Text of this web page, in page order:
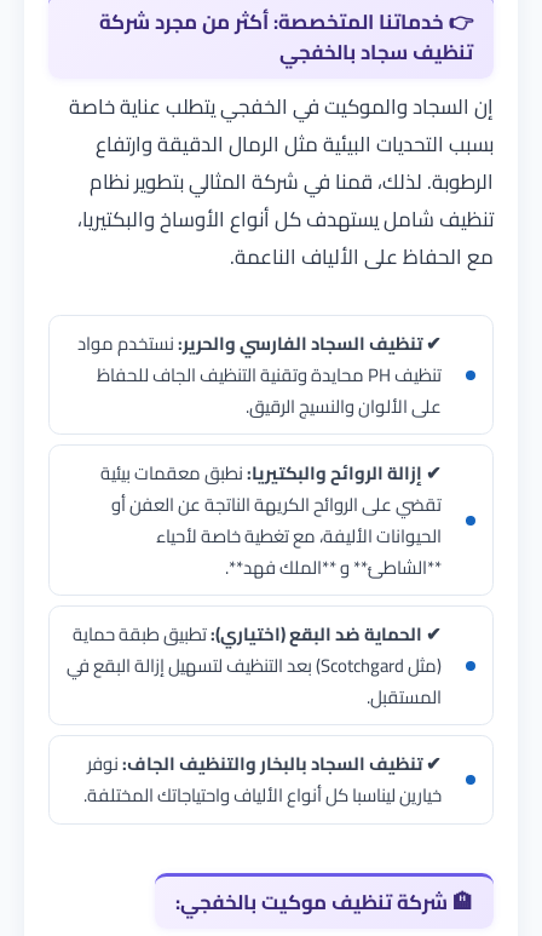
👉خدماتنا المتخصصة: أكثر من مجرد شركة
تنظيف سجاد بالخفجي
إن السجاد والموكيت في الخفجي يتطلب عناية خاصة
بسبب التحديات البيئية مثل الرمال الدقيقة وارتفاع
الرطوبة. لذلك، قمنا فيشركة المثاليبتطوير نظام
تنظيف شامل يستهدف كل أنواع الأوساخ والبكتيريا،
مع الحفاظ على الألياف الناعمة.
✔ تنظيف السجاد الفارسي والحرير:نستخدم مواد
تنظيف PH محايدة وتقنية التنظيف الجاف للحفاظ
على الألوان والنسيج الرقيق.
✔ إزالة الروائح والبكتيريا:نطبق معقمات بيئية
تقضي على الروائح الكريهة الناتجة عن العفن أو
الحيوانات الأليفة، مع تغطية خاصة لأحياء
**الشاطئ** و **الملك فهد**.
✔ الحماية ضد البقع (اختياري):تطبيق طبقة حماية
(مثل Scotchgard) بعد التنظيف لتسهيل إزالة البقع في
المستقبل.
✔ تنظيف السجاد بالبخار والتنظيف الجاف:نوفر
خيارين ليناسبا كل أنواع الألياف واحتياجاتك المختلفة.
🏨شركة تنظيف موكيت بالخفجي: